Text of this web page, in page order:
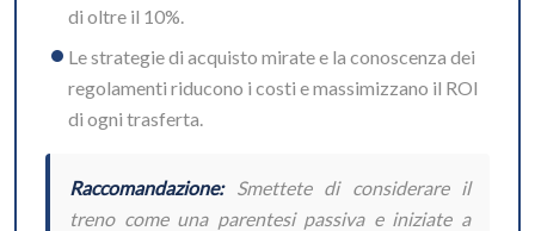
di oltre il 10%.
Le strategie di acquisto mirate e la conoscenza dei
regolamenti riducono i costi e massimizzano il ROI
di ogni trasferta.
Raccomandazione:Smettete di considerare il
treno come una parentesi passiva e iniziate a